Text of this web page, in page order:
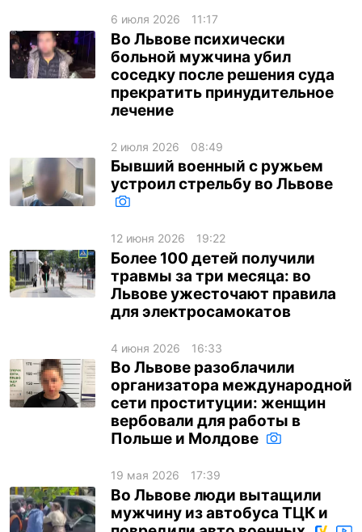
6 июля 2026 11:17
Во Львове психически
больной мужчина убил
соседку после решения суда
прекратить принудительное
лечение
2 июля 2026 08:49
Бывший военный с ружьем
устроил стрельбу во Львове
12 июня 2026 19:22
Более 100 детей получили
травмы за три месяца: во
Львове ужесточают правила
для электросамокатов
4 июня 2026 16:33
Во Львове разоблачили
организатора международной
сети проституции: женщин
вербовали для работы в
Польше и Молдове
19 мая 2026 17:39
Во Львове люди вытащили
мужчину из автобуса ТЦК и